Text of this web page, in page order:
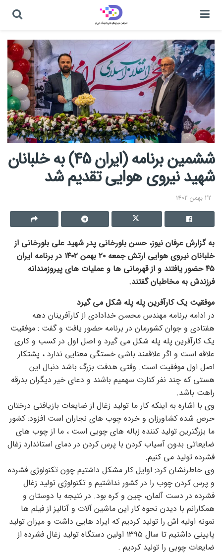
ششمین برنامه (ایران ۴۵) به خلبانان
شهید نیروی هوایی تقدیم شد
22 بهمن 1402
به گزارش عرفان نیوز، حسن بلورخانی پدر شهید علی بلورخانی از
خلبانان نیروی هوایی ارتش جمعه ۲۰ بهمن ۱۴۰۲ در برنامه ایران
۴۵ حضور یافتند و از قهرمانی ها و عملیات های پیروزمندانه
فرزندش به مخاطبان گفتند.
موفقیت یک کارآفرین پله پله شکل می گیرد
در ادامه برنامه مهندس محسن خدادادی از کارآفرینان دهه
هفتادی و جوان کشورمان در برنامه حضور یافت و گفت : موفقیت
یک کارآفرین پله پله شکل می گیرد و اصل اول در کسب و کاری
علاقه است و اگر علاقمند باشی خستگی معنایی ندارد ، پشتکار
اصل اول موفقیت است. وقتی هدفت بزرگ باشد دنبال این
هستی که چند نفر کنارت سهمیم باشند و دعای خیر دیگران بدرقه
راهت باشد.
وی با اشاره به اینکه کار ما تولید زغال از ضایعات بازیافتی درختان
حرص شده کشاورزان و خرده چوب های نجاران است افزود: کشور
ما بزرگترین تولید کننده زباله های چوبی است ، ما از چوب های
ضایعاتی بدون آسیاب کردن با پرس کردن در دمای استاندارد زغال
فشرده تولید می کنیم.
وی خاطرنشان کرد: اوایل کار مشکل داشتیم چون تکنولوژی فشرده
و پرس کردن چوب را در کشور نداشتیم و تکنولوژی تولید زغال
فشرده در دست آلمان، چین و کره بود‌. در نتیجه با دوستان و
همکارانم با دیدن نحوه کار این ماشین آلات و آنالیز از فیلم ها
نمونه اولیه اش را تولید کردیم که ایراد هایی داشت و میزان تولید
پایینی داشتیم تا سال ۱۳۹۵ اولین دستگاه تولید زغال فشرده از
ضایعات چوبی را تولید کردیم .